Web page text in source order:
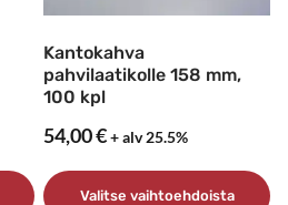
Kantokahva
pahvilaatikolle 158 mm,
100 kpl
54,00€+ alv 25.5%
Valitse vaihtoehdoista